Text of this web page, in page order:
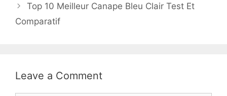
Top 10 Meilleur Canape Bleu Clair Test Et
Comparatif
Leave a Comment